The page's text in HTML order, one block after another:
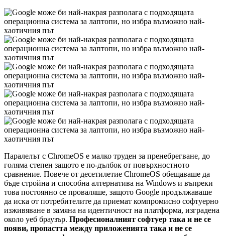
Паралелът с ChromeOS е малко труден за пренебрегване, до
голяма степен защото е по-дълбок от повърхностното
сравнение. Повече от десетилетие ChromeOS обещаваше да
бъде стройна и способна алтернатива на Windows и въпреки
това постоянно се проваляше, защото Google продължаваше
да иска от потребителите да приемат компромисно софтуерно
изживяване в замяна на идентичност на платформа, изградена
около уеб браузър. Професионалният софтуер така и не се
появи, пропастта между приложенията така и не се